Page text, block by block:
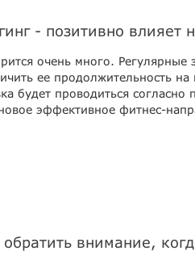
- позитивно влияет
очень много. Регулярные
ее продолжительность
будет проводиться
эффективное фитнес-
внимание,